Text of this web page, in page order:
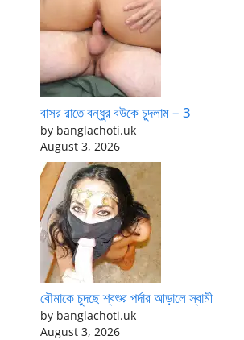
বাসর রাতে বন্ধুর বউকে চুদলাম – 3
by banglachoti.uk
August 3, 2026
বৌমাকে চুদছে শ্বশুর পর্দার আড়ালে স্বামী
by banglachoti.uk
August 3, 2026